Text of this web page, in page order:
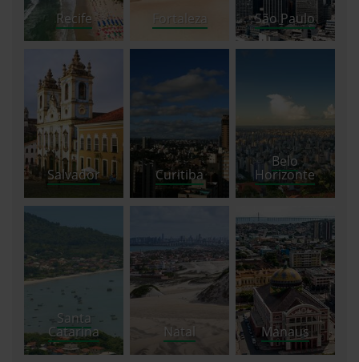
Recife Fortaleza São Paulo
Salvador Curitiba
Belo
Horizonte
Santa
Catarina Natal Manaus